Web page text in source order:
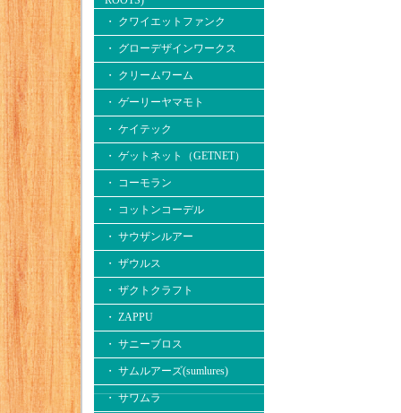
・ クワイエットファンク
・ グローデザインワークス
・ クリームワーム
・ ゲーリーヤマモト
・ ケイテック
・ ゲットネット（GETNET）
・ コーモラン
・ コットンコーデル
・ サウザンルアー
・ ザウルス
・ ザクトクラフト
・ ZAPPU
・ サニーブロス
・ サムルアーズ(sumlures)
・ サワムラ